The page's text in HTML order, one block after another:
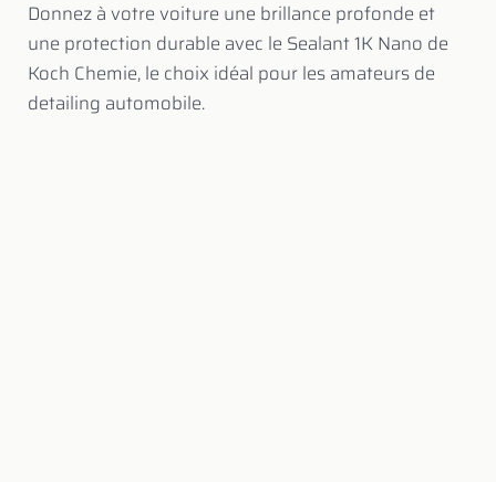
Donnez à votre voiture une brillance profonde et
une protection durable avec le Sealant 1K Nano de
Koch Chemie, le choix idéal pour les amateurs de
detailing automobile.